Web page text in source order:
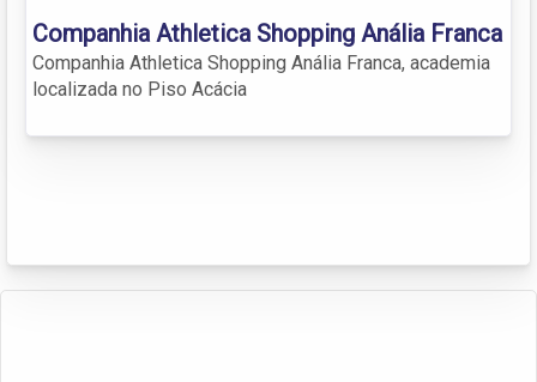
Companhia Athletica Shopping Anália Franca
Companhia Athletica Shopping Anália Franca, academia
localizada no Piso Acácia